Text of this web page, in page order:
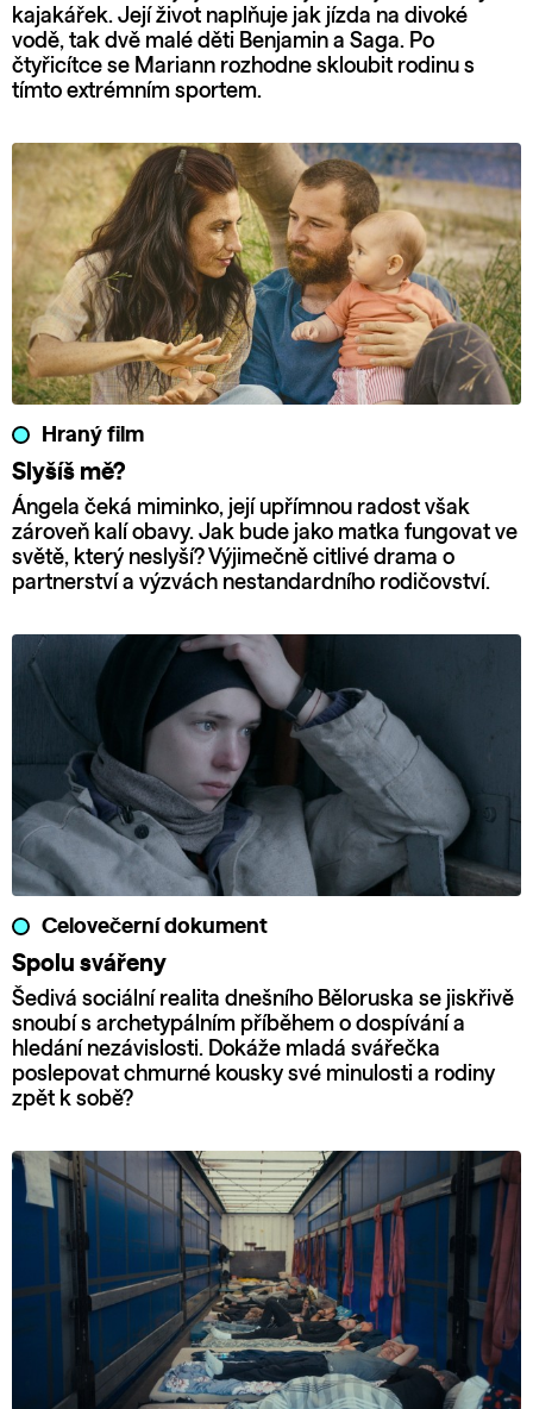
kajakářek. Její život naplňuje jak jízda na divoké
vodě, tak dvě malé děti Benjamin a Saga. Po
čtyřicítce se Mariann rozhodne skloubit rodinu s
tímto extrémním sportem.
Hraný film
Slyšíš mě?
Ángela čeká miminko, její upřímnou radost však
zároveň kalí obavy. Jak bude jako matka fungovat ve
světě, který neslyší? Výjimečně citlivé drama o
partnerství a výzvách nestandardního rodičovství.
Celovečerní dokument
Spolu svářeny
Šedivá sociální realita dnešního Běloruska se jiskřivě
snoubí s archetypálním příběhem o dospívání a
hledání nezávislosti. Dokáže mladá svářečka
poslepovat chmurné kousky své minulosti a rodiny
zpět k sobě?